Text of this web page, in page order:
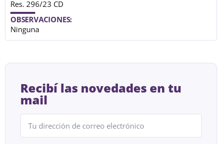
Res. 296/23 CD
OBSERVACIONES:
Ninguna
Recibí las novedades en tu
mail